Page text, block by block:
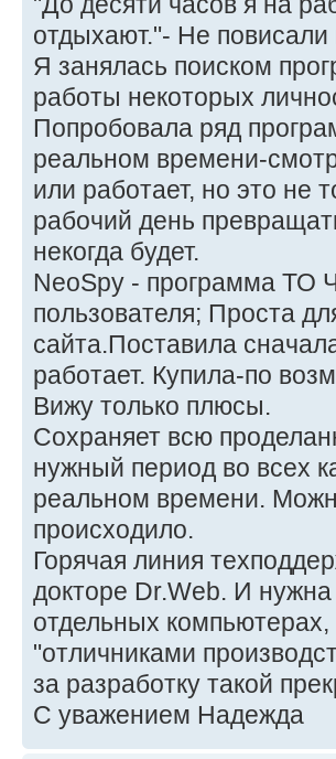
отдыхают."- Не повисали
Я занялась поиском
работы некоторых
Попробовала ряд
реальном времени-
или работает, но это не
рабочий день
некогда будет.
NeoSpy - программа
пользователя; Проста
сайта.Поставила
работает. Купила-по
Вижу только плюсы.
Сохраняет всю
нужный период во всех
реальном времени.
происходило.
Горячая линия
докторе Dr.Web. И
отдельных
"отличниками
за разработку такой
С уважением Надежда